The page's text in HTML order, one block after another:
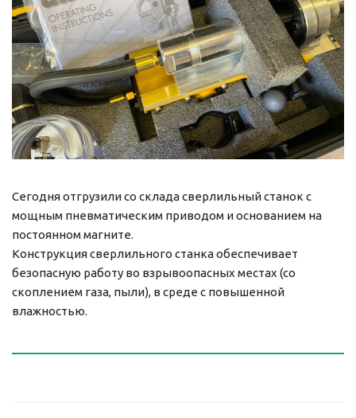
Сегодня отгрузили со склада сверлильный станок с
мощным пневматическим приводом и основанием на
постоянном магните.
Конструкция сверлильного станка обеспечивает
безопасную работу во взрывоопасных местах (со
скоплением газа, пыли), в среде с повышенной
влажностью.